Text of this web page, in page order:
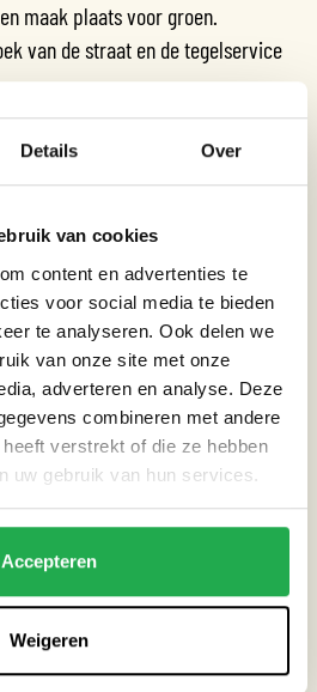
Details Over
van cookies
content en advertenties te
voor social media te bieden
te analyseren. Ook delen we
van onze site met onze
adverteren en analyse. Deze
combineren met andere
verstrekt of die ze hebben
uw gebruik van hun services.
Accepteren
Weigeren
maak plaats voor groen.
van de straat en de tegelservice
KOEL
ontstaat meer ruimte voor groen.
helpen jouw tuin én de stad koeler
de zomer van een koelere tuin!
beter weg en krijgt de tuin meer
jou én voor de stad.